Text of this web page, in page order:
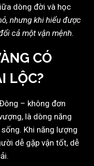
dòng đời và học
nhưng khi hiểu được
cả một vận mệnh.
CÓ
LỘC?
– không đơn
là dòng năng
Khi năng lượng
dễ gặp vận tốt, dễ